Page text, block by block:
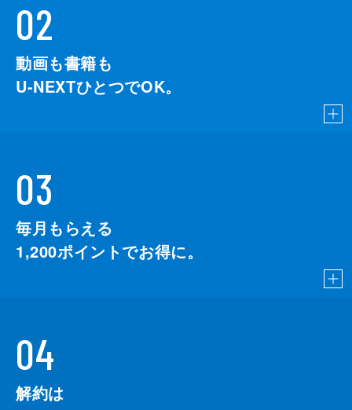
02
動画も書籍も
U-NEXTひとつでOK。
03
毎月もらえる
1,200ポイントでお得に。
04
解約は